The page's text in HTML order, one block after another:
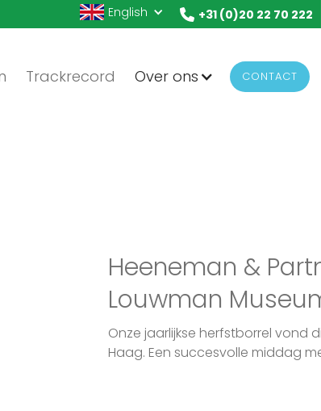
English +31 (0)20 22 70 222
Trackrecord Over ons CONTACT
Heeneman &
Louwman
Onze jaarlijkse herfstborrel vond
Haag. Een succesvolle middag